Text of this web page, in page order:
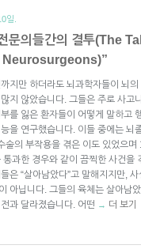
일.
문의들간의 결투(The
Neurosurgeons)”
지만 하더라도 뇌과학자들이 뇌
지 않았습니다. 그들은 주로 사고
를 잃은 환자들이 어떻게 말하고
을 연구했습니다. 이들 중에는 뇌
술의 부작용을 겪은 이도 있었으며
통과한 경우와 같이 끔찍한 사건을
은 “살아남았다”고 말해지지만,
아닙니다. 그들의 육체는 살아남
과 달라졌습니다. 어떤 → 더 보기